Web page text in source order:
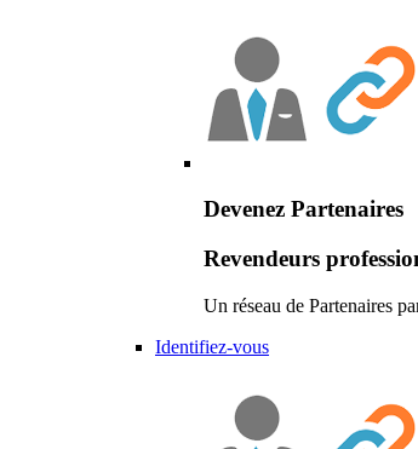
Devenez Partenaires
Revendeurs
Un réseau de Partenaires
Identifiez-vous